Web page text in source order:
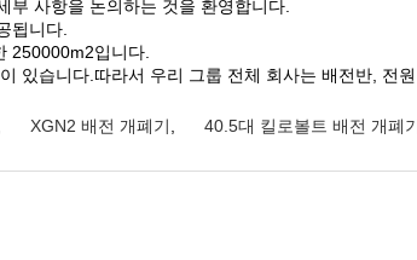
부 사항을 논의하는 것을 환영합니다.
됩니다.
250000m2입니다.
있습니다.따라서 우리 그룹 전체 회사는 배전반,
XGN2 배전 개폐기 40.5대 킬로볼트 배전 개폐